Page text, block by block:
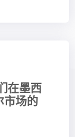
在墨西
市场的